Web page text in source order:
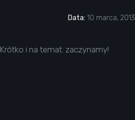
Data: 10 marca, 2013
Krótko i na temat: zaczynamy!